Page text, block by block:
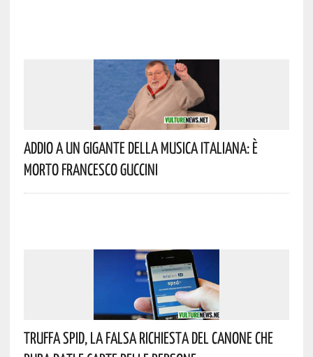
Addio A Un Gigante Della Musica Italiana: È
Morto Francesco Guccini
Truffa Spid, La Falsa Richiesta Del Canone Che